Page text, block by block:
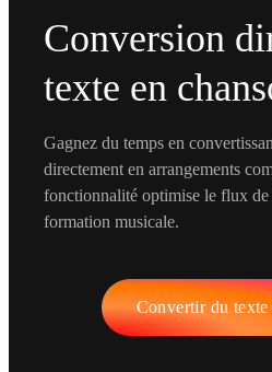
Conversion
texte en
Gagnez du temps en
directement en arrangements
fonctionnalité optimise le flux de
formation musicale.
Convertir du texte